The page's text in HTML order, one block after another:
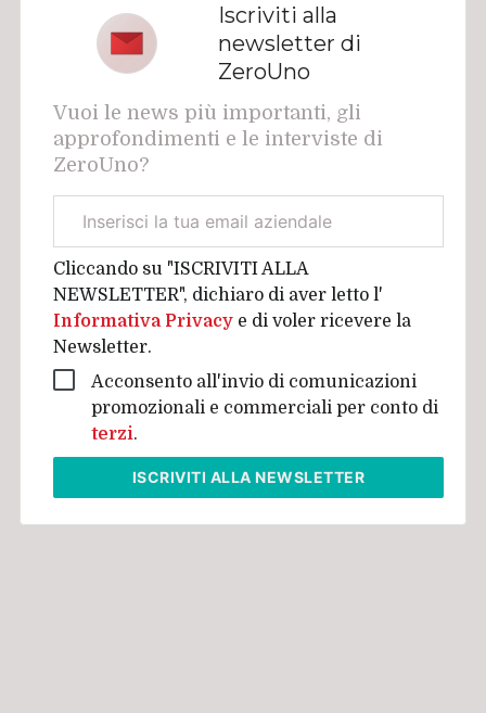
Iscriviti alla
newsletter di
ZeroUno
Vuoi le news più importanti, gli
approfondimenti e le interviste di
ZeroUno?
aziendale
Cliccando su "ISCRIVITI ALLA
NEWSLETTER", dichiaro di aver letto l'
Informativa Privacy e di voler ricevere la
Newsletter.
Acconsento all'invio di comunicazioni
promozionali e commerciali per conto di
terzi.
ISCRIVITI ALLA NEWSLETTER